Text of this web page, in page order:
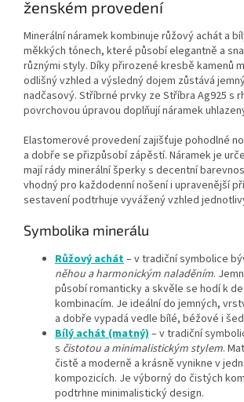
ženském provedení
Minerální náramek kombinuje růžový achát a
měkkých tónech, které působí elegantně a
různými styly. Díky přirozené kresbě kamenů
odlišný vzhled a výsledný dojem zůstává
nadčasový. Stříbrné prvky ze Stříbra Ag925 s
povrchovou úpravou doplňují náramek
Elastomerové provedení zajišťuje pohodlné
a dobře se přizpůsobí zápěstí. Náramek je
mají rády minerální šperky s decentní
vhodný pro každodenní nošení i upravenější
sestavení podtrhuje vyvážený vzhled
Symbolika minerálu
Růžový achát– v tradiční symbolice
něhou a harmonickým naladěním.
působí romanticky a skvěle se hodí k
kombinacím. Je ideální do jemných,
a dobře vypadá vedle bílé, béžové i
Bílý achát (matný) – v tradiční
s čistotou a minimalistickým stylem.
čistě a moderně a krásně vynikne v
kompozicích. Je výborný do čistých
podtrhne minimalistický design.